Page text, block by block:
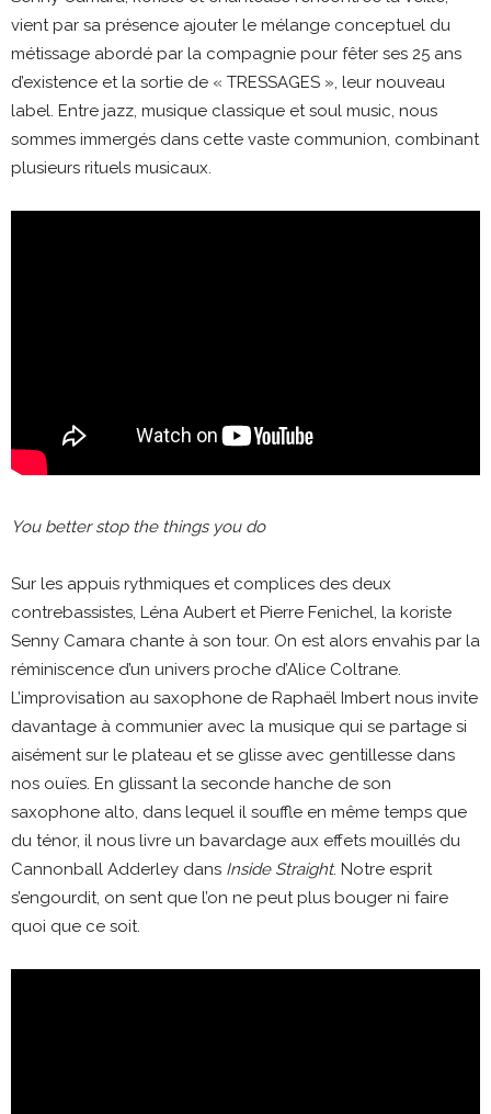
vient par sa présence ajouter le mélange conceptuel du
métissage abordé par la compagnie pour fêter ses 25 ans
d’existence et la sortie de « TRESSAGES », leur nouveau
label. Entre jazz, musique classique et soul music, nous
sommes immergés dans cette vaste communion, combinant
plusieurs rituels musicaux.
You better stop the things you do
Sur les appuis rythmiques et complices des deux
contrebassistes, Léna Aubert et Pierre Fenichel, la koriste
Senny Camara chante à son tour. On est alors envahis par la
réminiscence d’un univers proche d’Alice Coltrane.
L’improvisation au saxophone de Raphaël Imbert nous invite
davantage à communier avec la musique qui se partage si
aisément sur le plateau et se glisse avec gentillesse dans
nos ouïes. En glissant la seconde hanche de son
saxophone alto, dans lequel il souffle en même temps que
du ténor, il nous livre un bavardage aux effets mouillés du
Cannonball Adderley dans Inside Straight. Notre esprit
s’engourdit, on sent que l’on ne peut plus bouger ni faire
quoi que ce soit.